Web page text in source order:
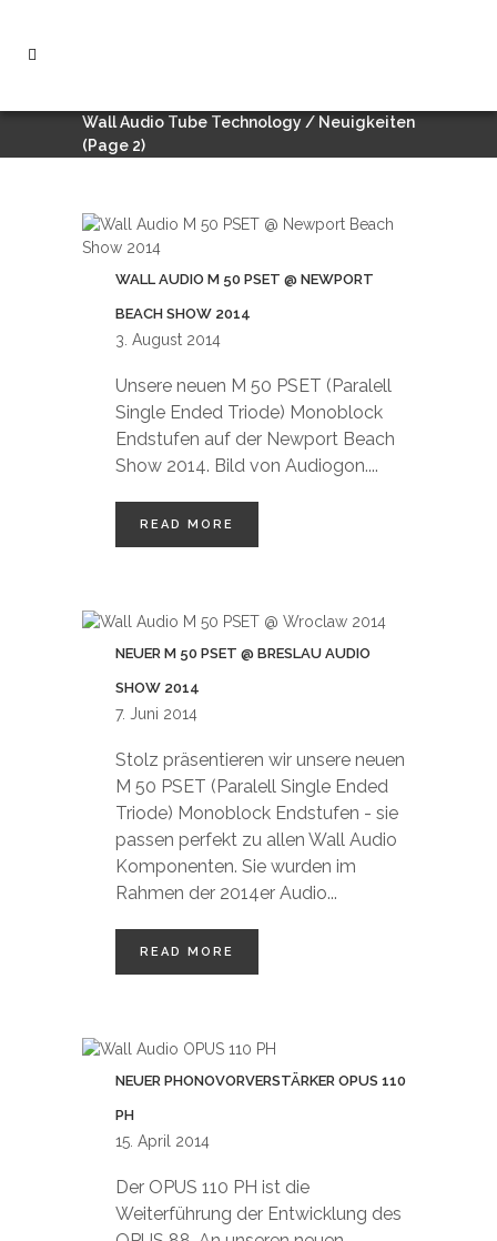
Wall Audio Tube Technology / Neuigkeiten
(Page 2)
WALL AUDIO M 50 PSET @ NEWPORT
BEACH SHOW 2014
3. August 2014
Unsere neuen M 50 PSET (Paralell
Single Ended Triode) Monoblock
Endstufen auf der Newport Beach
Show 2014. Bild von Audiogon....
READ MORE
NEUER M 50 PSET @ BRESLAU AUDIO
SHOW 2014
7. Juni 2014
Stolz präsentieren wir unsere neuen
M 50 PSET (Paralell Single Ended
Triode) Monoblock Endstufen - sie
passen perfekt zu allen Wall Audio
Komponenten. Sie wurden im
Rahmen der 2014er Audio...
READ MORE
NEUER PHONOVORVERSTÄRKER OPUS 110
PH
15. April 2014
Der OPUS 110 PH ist die
Weiterführung der Entwicklung des